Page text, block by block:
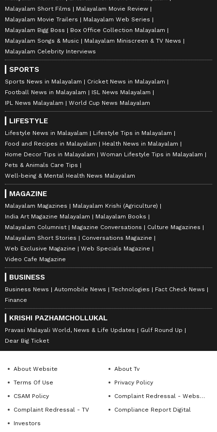
Malayalam Short Films
Malayalam Movie Review
Malayalam Movie Trailers
Malayalam Web Series
Malayalam Bigg Boss
Box Office Collection Malayalam
Malayalam Songs & Music
Malayalam Miniscreen & TV News
Malayalam Celebrity Interviews
SPORTS
Sports News in Malayalam
Cricket News in Malayalam
Football News in Malayalam
ISL News Malayalam
IPL News Malayalam
World Cup News Malayalam
LIFESTYLE
Lifestyle News in Malayalam
Lifestyle Tips in Malayalam
Food and Recipes in Malayalam
Health News in Malayalam
Home Decor Tips in Malayalam
Woman Lifestyle Tips in Malayalam
Pets & Animals Care Tips
Well-being & Mental Health News Malayalam
MAGAZINE
Malayalam Magazines
Malayalam Krishi (Agriculture)
India Art Magazine Malayalam
Malayalam Books
Malayalam Columnist
Magazine Conversations
Culture Magazines
Malayalam Short Stories
Conversations Magazine
Web Exclusive Magazine
Web Specials Magazine
Video Cafe Magazine
BUSINESS
Business News Automobile News Technologies
Fact Check News
Finance
KRISHI PAZHAMCHOLLUKAL
Pravasi Malayali World, News & Life Updates
Gulf Round Up
Dear Big Ticket
About Website
About Tv
Terms Of Use
Privacy Policy
CSAM Policy
Complaint Redressal - Website
Complaint Redressal - TV
Compliance Report Digital
Investors